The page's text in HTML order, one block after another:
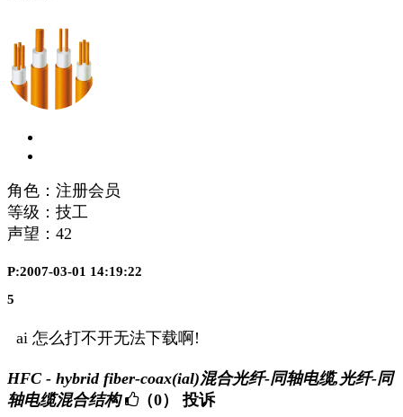
角色：注册会员
等级：技工
声望： 42
P:2007-03-01 14:19:22
5
ai 怎么打不开无法下载啊!
HFC - hybrid fiber-coax(ial)混合光纤-同轴电缆,光纤-同
轴电缆混合结构
（0） 投诉